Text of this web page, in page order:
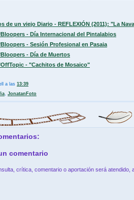
de un viejo Diario - REFLEXIÓN (2011): "La
- Día Internacional del Pintalabios
- Sesión Profesional en Pasaia
- Día de Muertos
- "Cachitos de Mosaico"
a las 13:39
JonatanFoto
comentario
crítica, comentario o aportación será atendido,